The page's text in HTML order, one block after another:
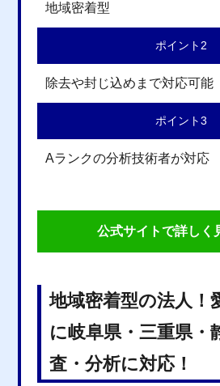
地域密着型
ポイント2
除去や封じ込めまで対応可能
ポイント3
Aランクの分析技術者が対応
公式サイトで詳しく
地域密着型の法人！
に岐阜県・三重県・
査・分析に対応！